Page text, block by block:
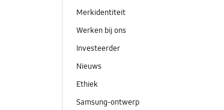
Merkidentiteit
Werken bij ons
Investeerder
Nieuws
Ethiek
Samsung-ontwerp